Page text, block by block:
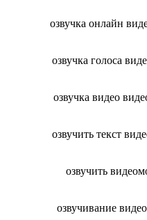
озвучка онлайн
озвучка голоса
озвучка видео
озвучить текст
озвучить
озвучивание